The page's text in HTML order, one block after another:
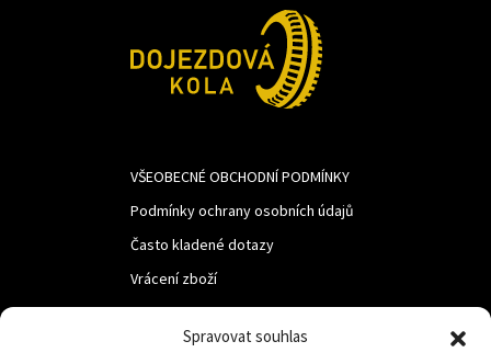
Spravovat souhlas
VŠEOBECNÉ OBCHODNÍ PODMÍNKY
Podmínky ochrany osobních údajů
Často kladené dotazy
Vrácení zboží
LUF s.r.o.